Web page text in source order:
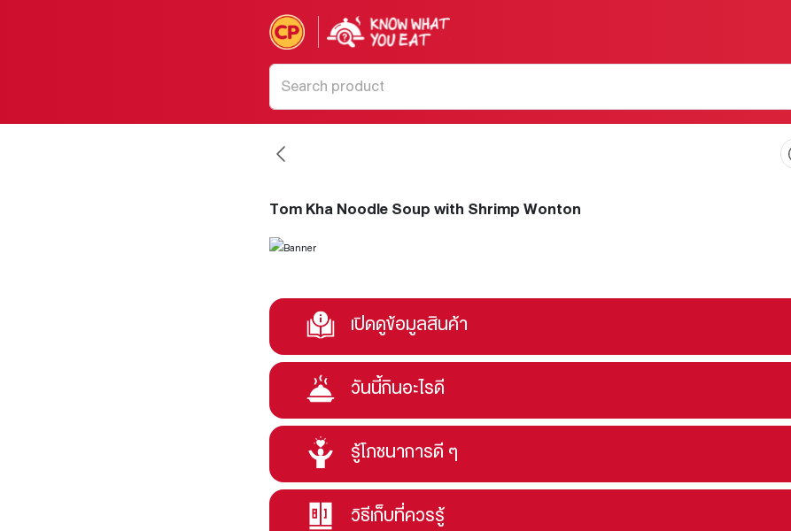
Tom Kha Noodle Soup with Shrimp Wonton
เปิดดูข้อมูลสินค้า
วันนี้กินอะไรดี
รู้โภชนาการดี ๆ
วิธีเก็บที่ควรรู้